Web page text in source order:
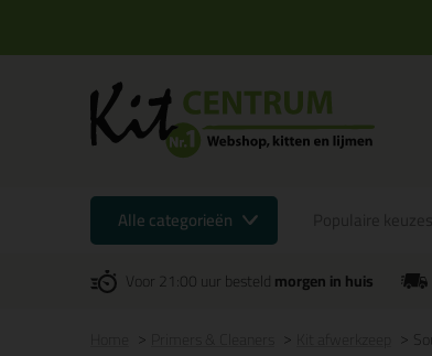
Alle categorieën
Voor 21:00 uur besteldmorgen in huis